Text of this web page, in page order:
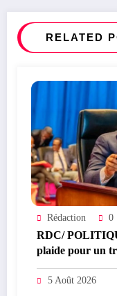
( Déclaration)
RELATED
Rédaction 0
RDC/
plaide pour un
rendre justice
RDC
5 Août 2026